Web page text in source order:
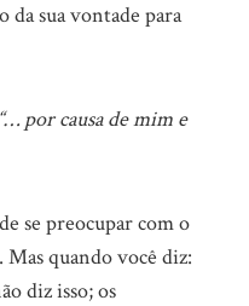
da sua vontade para
“… por causa de mim e
se preocupar com o
Mas quando você diz:
diz isso; os